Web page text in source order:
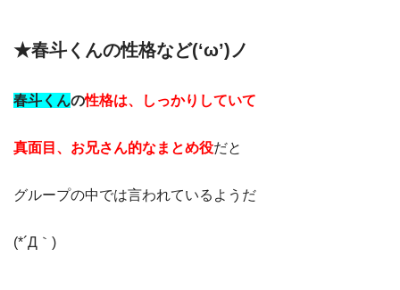
★春斗くんの性格など(‘ω’)ノ
春斗くんの性格は、しっかりしていて
真面目、お兄さん的なまとめ役だと
グループの中では言われているようだ
(*´Д｀)